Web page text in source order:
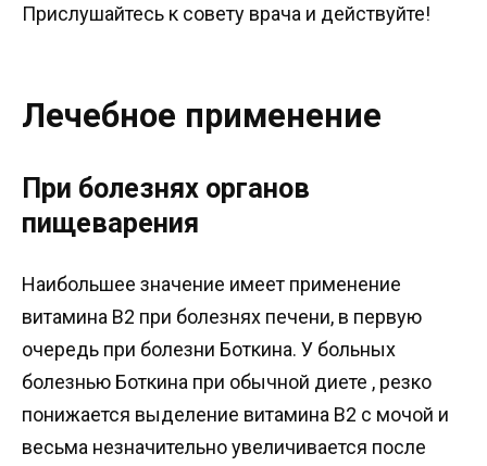
Прислушайтесь к совету врача и действуйте!
Лечебное применение
При болезнях органов
пищеварения
Наибольшее значение имеет применение
витамина В2 при болезнях печени, в первую
очередь при болезни Боткина. У больных
болезнью Боткина при обычной диете , резко
понижается выделение витамина В2 с мочой и
весьма незначительно увеличивается после